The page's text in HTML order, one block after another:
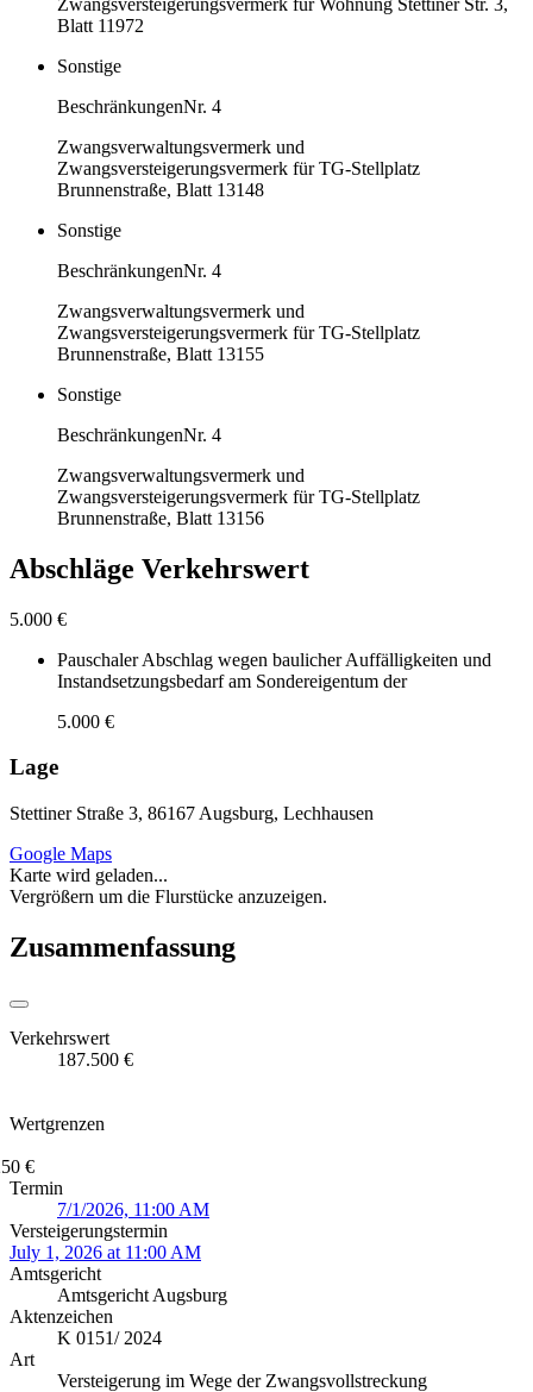
Blatt 11972
Sonstige
BeschränkungenNr. 4
Zwangsverwaltungsvermerk und
Zwangsversteigerungsvermerk für TG-Stellplatz
Brunnenstraße, Blatt 13148
Sonstige
BeschränkungenNr. 4
Zwangsverwaltungsvermerk und
Zwangsversteigerungsvermerk für TG-Stellplatz
Brunnenstraße, Blatt 13155
Sonstige
BeschränkungenNr. 4
Zwangsverwaltungsvermerk und
Zwangsversteigerungsvermerk für TG-Stellplatz
Brunnenstraße, Blatt 13156
Abschläge Verkehrswert
5.000 €
Pauschaler Abschlag wegen baulicher Auffälligkeiten und
Instandsetzungsbedarf am Sondereigentum der
5.000 €
Lage
Stettiner Straße 3, 86167 Augsburg, Lechhausen
Google Maps
Karte wird geladen...
Vergrößern um die Flurstücke anzuzeigen.
Zusammenfassung
Verkehrswert
187.500 €
Wertgrenzen
€
Termin
7/1/2026, 11:00 AM
Versteigerungstermin
July 1, 2026 at 11:00 AM
Amtsgericht
Amtsgericht Augsburg
Aktenzeichen
K 0151/ 2024
Art
Versteigerung im Wege der Zwangsvollstreckung